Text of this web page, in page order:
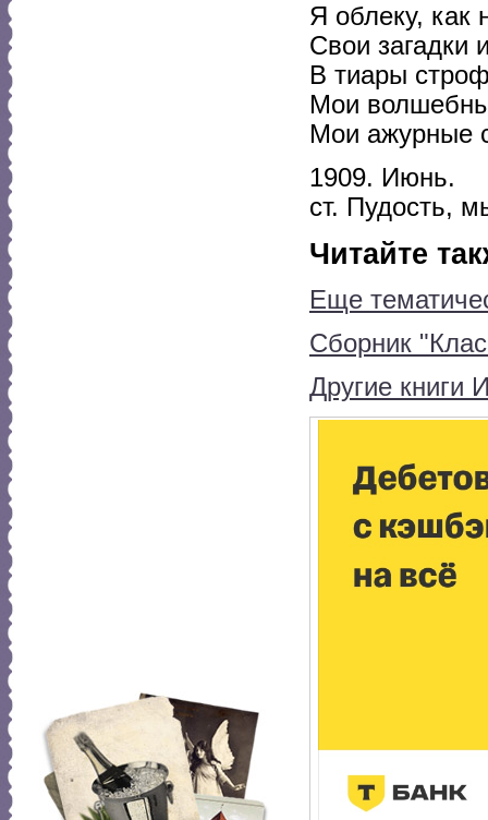
Я облеку, как
Свои загадки
В тиары
Мои
Мои ажурные
1909. Июнь.
ст. Пудость,
Читайте
Еще
Сборник
Другие книги